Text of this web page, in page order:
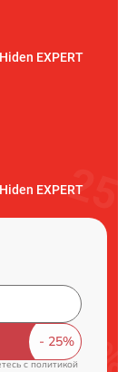
EXPERT
EXPERT
c политикой